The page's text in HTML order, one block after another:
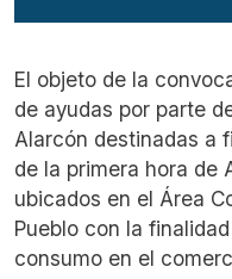
El objeto de la
de ayudas por parte
Alarcón destinadas a
de la primera hora de
ubicados en el Área
Pueblo con la
consumo en el